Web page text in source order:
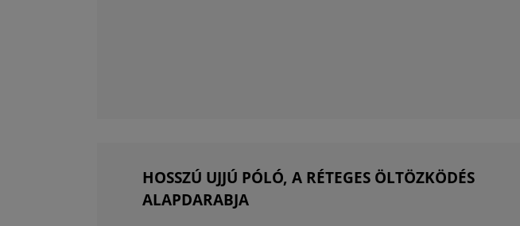
HOSSZÚ UJJÚ PÓLÓ, A RÉTEGES ÖLTÖZKÖDÉS
ALAPDARABJA